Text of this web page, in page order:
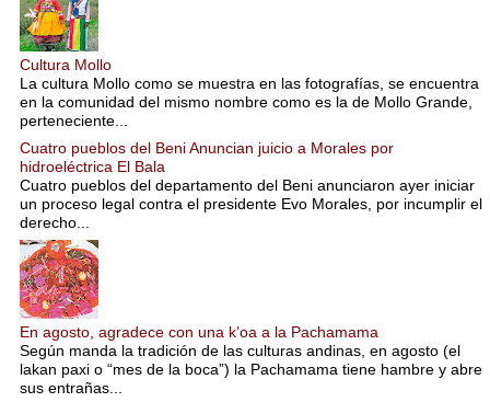
Cultura Mollo
La cultura Mollo como se muestra en las fotografías, se encuentra
en la comunidad del mismo nombre como es la de Mollo Grande,
perteneciente...
Cuatro pueblos del Beni Anuncian juicio a Morales por
hidroeléctrica El Bala
Cuatro pueblos del departamento del Beni anunciaron ayer iniciar
un proceso legal contra el presidente Evo Morales, por incumplir el
derecho...
En agosto, agradece con una k’oa a la Pachamama
Según manda la tradición de las culturas andinas, en agosto (el
lakan paxi o “mes de la boca”) la Pachamama tiene hambre y abre
sus entrañas...